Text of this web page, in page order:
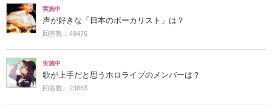
実施中
声が好きな「日本のボーカリスト」は？
回答数：49476
実施中
歌が上手だと思うホロライブのメンバーは？
回答数：23863